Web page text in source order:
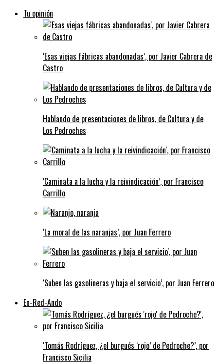
Tu opinión
‘Esas viejas fábricas abandonadas’, por Javier Cabrera de
Castro
Hablando de presentaciones de libros, de Cultura y de
Los Pedroches
‘Caminata a la lucha y la reivindicación’, por Francisco
Carrillo
‘La moral de las naranjas’, por Juan Ferrero
‘Suben las gasolineras y baja el servicio’, por Juan Ferrero
En-Red-Ando
‘Tomás Rodríguez, ¿el burgués ‘rojo’ de Pedroche?’, por
Francisco Sicilia